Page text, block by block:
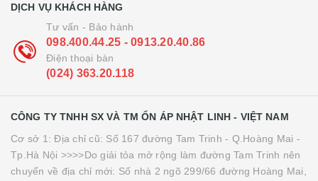
DỊCH VỤ KHÁCH HÀNG
Tư vấn - Bảo hành
098.400.44.25 - 0913.20.40.86
Điện thoại bàn
(024) 363.20.118
CÔNG TY TNHH SX VÀ TM ỔN ÁP NHẬT LINH - VIỆT NAM
Cơ sở 1: Địa chỉ cũ: Số 167 đường Tam Trinh - Q.Hoàng Mai -
Tp.Hà Nội >>>>Do giải tỏa mở rộng làm đường Tam Trinh nên
chuyển về địa chỉ mới: Số nhà 2 ngõ 299/66 đường Hoàng Mai,